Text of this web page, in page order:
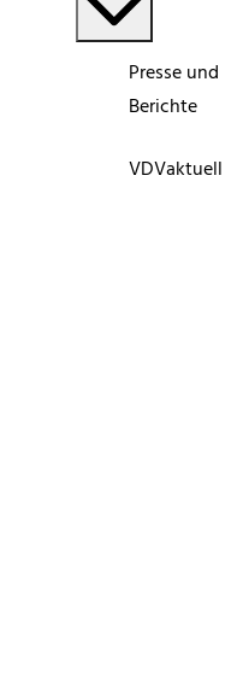
Presse und
Berichte
VDVaktuell